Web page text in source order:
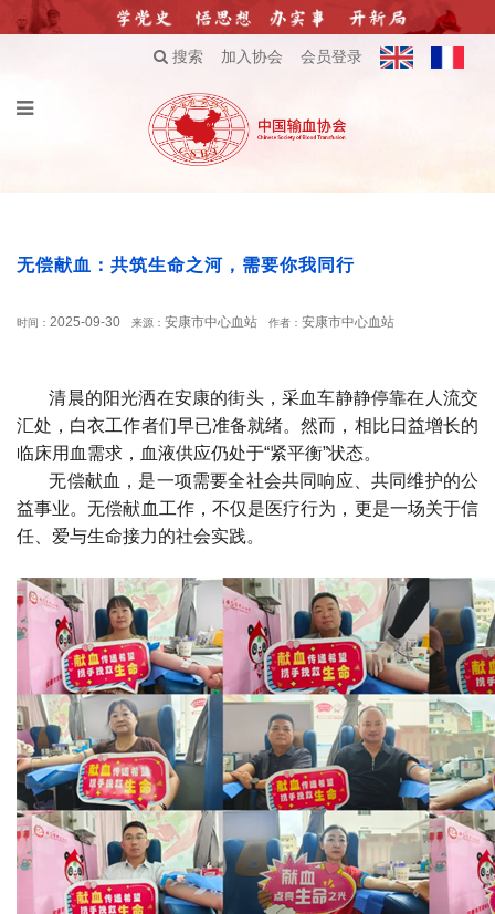
搜索 加入协会 会员登录
无偿献血：共筑生命之河，需要你我同行
时间： 2025-09-30 来源： 安康市中心血站 作者： 安康市中心血站
清晨的阳光洒在安康的街头，采血车静静停靠在人流交
汇处，白衣工作者们早已准备就绪。然而，相比日益增长的
临床用血需求，血液供应仍处于“紧平衡”状态。
无偿献血，是一项需要全社会共同响应、共同维护的公
益事业。无偿献血工作，不仅是医疗行为，更是一场关于信
任、爱与生命接力的社会实践。